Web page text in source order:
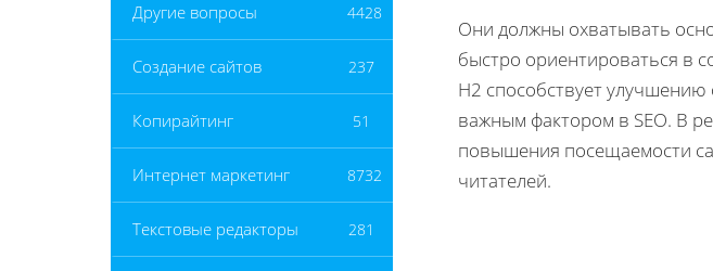
Другие вопросы 4428
Создание сайтов 237
Копирайтинг 51
Интернет маркетинг 8732
Текстовые редакторы 281
Они должны охватывать
быстро ориентироваться в
H2 способствует улучшению
важным фактором в SEO. В
повышения посещаемости
читателей.